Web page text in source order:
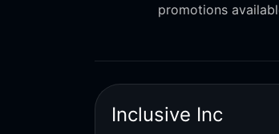
promotions
Inclusive Inc